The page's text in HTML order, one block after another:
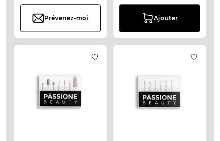
Prévenez-moi Ajouter
Ajouter à la liste de souhaits Kit